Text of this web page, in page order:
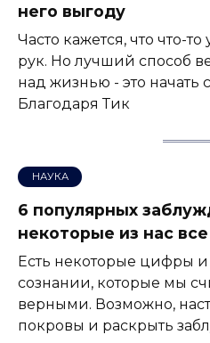
него выгоду
Часто кажется, что что-
рук. Но лучший способ
над жизнью - это начать
Благодаря Тик
НАУКА
6 популярных
некоторые из нас
Есть некоторые цифры
сознании, которые мы
верными. Возможно,
покровы и раскрыть